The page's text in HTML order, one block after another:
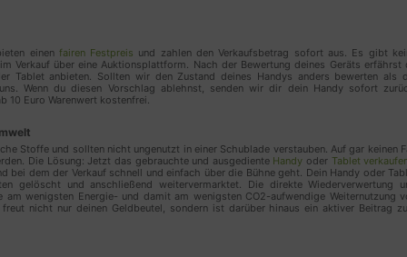
einen fairen Festpreis und zahlen den Verkaufsbetrag sofort aus. Es gibt
Verkauf über eine Auktionsplattform. Nach der Bewertung deines Geräts erfährst
Tablet anbieten. Sollten wir den Zustand deines Handys anders bewerten als
Wenn du diesen Vorschlag ablehnst, senden wir dir dein Handy sofort
10 Euro Warenwert kostenfrei.
Stoffe und sollten nicht ungenutzt in einer Schublade verstauben. Auf gar keinen
Die Lösung: Jetzt das gebrauchte und ausgediente Handy oder Tablet
bei dem der Verkauf schnell und einfach über die Bühne geht. Dein Handy oder
gelöscht und anschließend weitervermarktet. Die direkte Wiederverwertung
wenigsten Energie- und damit am wenigsten CO2-aufwendige Weiternutzung
nicht nur deinen Geldbeutel, sondern ist darüber hinaus ein aktiver Beitrag
Online-Marketing-Verfahren zum Zwecke der
Anzeigen innerhalb des Werbenetzwerks des
Suchergebnissen, in Videos, auf Webseiten usw.), so
genommen haben, mit den Anzeigen zu interagieren
Angebote zu nutzen (sog. Conversion). Wir erhalten
Informationen und keine persönlichen Informationen